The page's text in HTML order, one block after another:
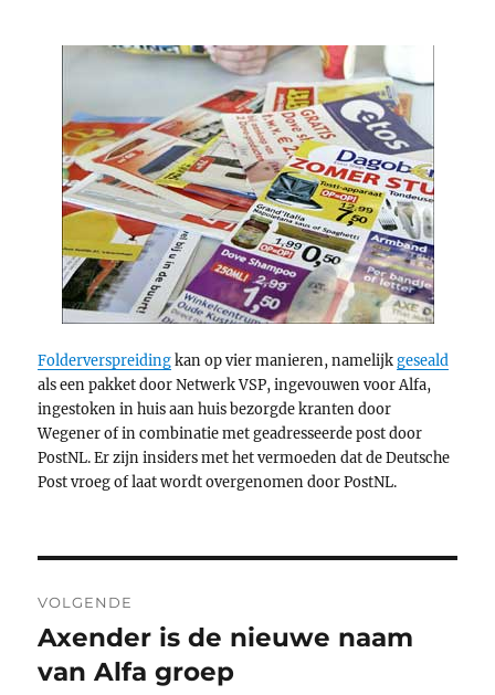
Folderverspreidingkan op vier manieren, namelijkgeseald
als een pakket door Netwerk VSP, ingevouwen voor Alfa,
ingestoken in huis aan huis bezorgde kranten door
Wegener of in combinatie met geadresseerde post door
PostNL. Er zijn insiders met het vermoeden dat de Deutsche
Post vroeg of laat wordt overgenomen door PostNL.
navigatie
VOLGENDE
Volgend
bericht:
Axender is de nieuwe naam
van Alfa groep